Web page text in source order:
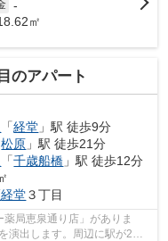
-
㎡
のアパート
「経堂 」駅 徒歩9分
松原 」駅 徒歩21分
「千歳船橋 」駅 徒歩12分
経堂３丁目
局恵泉通り店」がありま
演出します。周辺に駅が2つ